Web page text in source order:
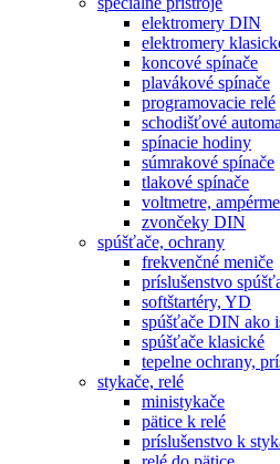
elektromery DIN
elektromery
koncové spínače
plavákové spínače
programovacie relé
schodišťové
spínacie hodiny
súmrakové spínače
tlakové spínače
voltmetre,
zvončeky DIN
spúšťače, ochrany
frekvenčné meniče
príslušenstvo
softštartéry, YD
spúšťače DIN ako
spúšťače klasické
tepelne ochrany,
stykače, relé
ministykače
pätice k relé
príslušenstvo k